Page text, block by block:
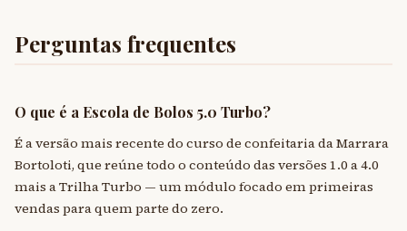
Perguntas frequentes
O que é a Escola de Bolos 5.0 Turbo?
É a versão mais recente do curso de confeitaria da Marrara
Bortoloti, que reúne todo o conteúdo das versões 1.0 a 4.0
mais a Trilha Turbo — um módulo focado em primeiras
vendas para quem parte do zero.